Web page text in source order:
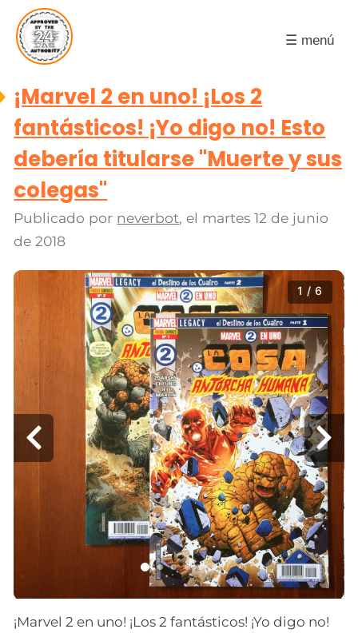
☰ menú
¡Marvel 2 en uno! ¡Los 2
fantásticos! ¡Yo digo no! Esto
debería titularse "Muerte y sus
colegas"
Publicado por neverbot, el martes 12 de junio
de 2018
1 / 6
¡Marvel 2 en uno! ¡Los 2 fantásticos! ¡Yo digo no!